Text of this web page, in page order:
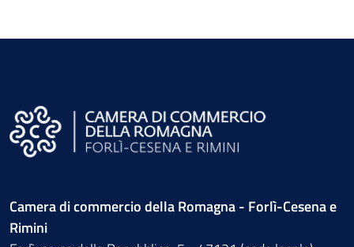
Camera di commercio della Romagna - Forlì-Cesena e
Rimini